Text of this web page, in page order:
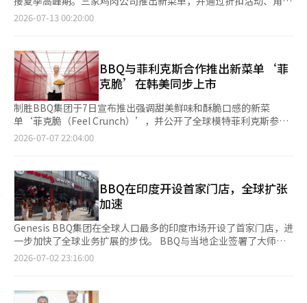
的700亿韩元增长到2025年的3400亿韩元。※ 本报道经人工智能
（AI）系统翻译与编辑。
今年1月，BBQ在广东省深圳市宝安区开设了“BBQ村深圳华逸万
象汇店”；3月，又在湖南省长沙市的韦鲁谷综合购物中心开设
味鸡以及部队火锅、参鸡汤、年糕汤等韩式菜单。 BBQ相关人士
表示：“此次访问介绍了鸡肉大学的教育系统和全球运营案例，未
来将继续与中国外餐业界进行多方面的交流。”※ 本报道经人工
智能（AI）系统翻译与编辑。
合作和线下节庆营销加速吸引消费者。 根据韩国消费者院价格信
相比，涨幅高达25.5%。人参鸡汤已成为仅次于五花肉的第二昂贵
外食菜单。随着人参鸡汤价格的上涨，鸡肉逐渐成为合理的补身日
选择。 为迎合这一需求，bhc推出了其代表性菜单‘脆皮’的后续
产品‘脆皮’，并开展夏季营销。这款产品结合了咖喱粉和蜂蜜黄
油酸奶酱，计划延续‘酱油蒜香王’在三个月内累计销售100万份
的成功。bhc还将在19日前通过自家应用程序提供每日最高5000
韩元的折扣，并与外卖应用程序‘叮咚’合作，提供最高9000韩
元的折扣优惠。同时，bhc还与电影《小黄人&怪兽》合作，推出
成员菲尔克斯合作推出的新菜单‘菲尔脆’在韩国和美国同步上
市。该产品从策划阶段就针对海外消费者开发，采用焦糖洋葱酱和
糯米米片，展现出甜美的鲜味和酥脆的口感。与菲尔克斯合作的广
告活动在发布三天内，主要数字渠道的累计观看次数超过600万
次。BBQ计划从美国开始扩大上市国家，并继续在自家应用程序上
进行促销。 教村鸡肉作为‘2026大邱啤酒鸡肉节’的主要赞助
商，参与了从1日至5日的活动，吸引了115万人到场，扩大了线下
消费者接触。在现场，教村推出了新菜单‘四种半翅（酱油、红
广自家传统酒品牌‘发酵工坊1991’的‘银河水’酒，提出超越
传统啤酒鸡肉文化的‘鸡酒（鸡肉+米酒）’新趋势，获得了热烈
2026-07-13 00:20:00
BBQ与菲利克斯合作推出新菜单‘菲
克脆’在韩美同步上市
制胜BBQ集团于7日宣布推出强调甜美鲜味和酥脆口感的新菜
单‘菲克脆（Feel Crunch）’，并公开了全球模特菲利克斯参与
的广告活动。 此次推出的菲克脆从策划阶段就瞄准海外消费者，
片和面包屑，突显酥脆的口感。 与新菜单的发布同步，全球模特
菲利克斯参与的首个广告活动也将公开。此次广告展示了产品的诞
生过程，菲利克斯咬下鸡肉的场景以及脆响声，传达了“前所未有
的甜咸酥脆鸡肉”的信息。该视频将通过电视、YouTube和社交媒
体等多个渠道逐步发布。 BBQ相关人士表示：“菲克脆是一款在
甜美和鲜味的酱料上增加咀嚼乐趣的新菜单，消费者将体验到与众
不同的味道。我们期待通过与全球模特菲利克斯的合作，向国内外
消费者传达优质K-鸡肉的魅力。” 此外，BBQ在包括美国在内的
能（AI）系统翻译与编辑。
2026-07-07 22:04:00
BBQ在印度开设首家门店，全球扩张
加速
Genesis BBQ集团在全球人口最多的印度市场开设了首家门店，进
一步加快了全球业务扩展的步伐。 BBQ与当地企业签署了大师特
许经营协议，建立了业务基础。计划从班加罗尔开始，逐步向海德
业消费者聚集的地区。第一家门店HSR布局店位于主要IT工作区附
2026-07-02 23:16:00